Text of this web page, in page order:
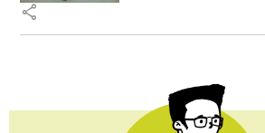
share